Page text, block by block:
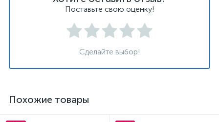
Поставьте свою оценку!
Сделайте выбор!
Похожие товары